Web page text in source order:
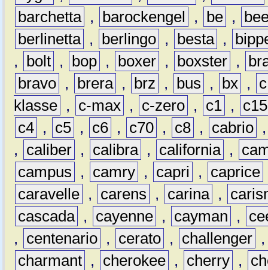
barchetta , barockengel , be ,
berlinetta , berlingo , besta ,
,
bolt , bop , boxer , boxster ,
bravo , brera , brz , bus , bx ,
c
klasse , c-max , c-zero , c1 ,
c15
c4 , c5 , c6 , c70 , c8 , cabrio
,
caliber , calibra , california ,
campus
, camry , capri , caprice
caravelle , carens , carina ,
cascada , cayenne , cayman ,
,
centenario , cerato , challenger
charmant , cherokee , cherry ,